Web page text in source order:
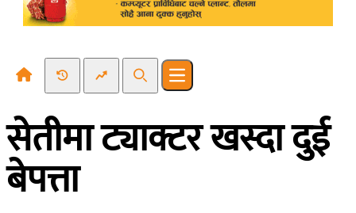
Recent NewsTrending News
SearchOpen main menu
सेतीमा ट्याक्टर खस्दा दुई
बेपत्ता